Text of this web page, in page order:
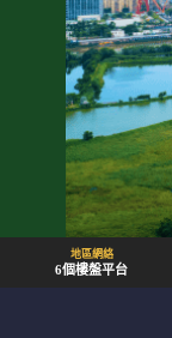
地區網絡
6個樓盤平台